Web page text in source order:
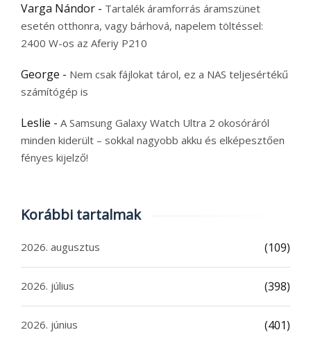
Varga Nándor - Tartalék áramforrás áramszünet
esetén otthonra, vagy bárhová, napelem töltéssel:
2400 W-os az Aferiy P210
George - Nem csak fájlokat tárol, ez a NAS teljesértékű
számítógép is
Leslie - A Samsung Galaxy Watch Ultra 2 okosóráról
minden kiderült – sokkal nagyobb akku és elképesztően
fényes kijelző!
Korábbi tartalmak
2026. augusztus (109)
2026. július (398)
2026. június (401)